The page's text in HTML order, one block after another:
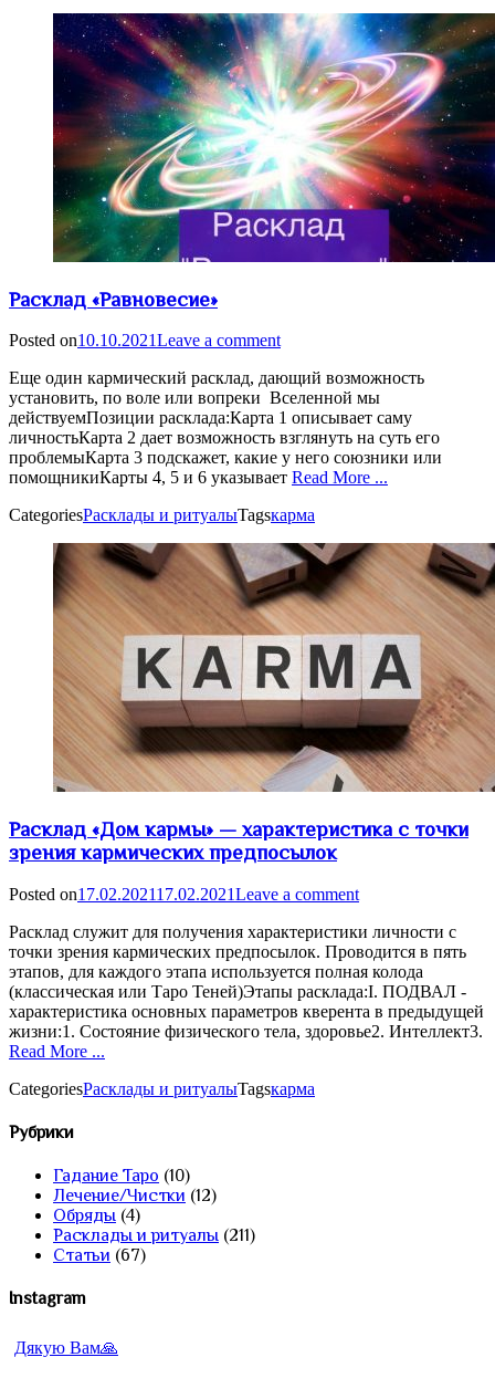
Расклад «Равновесие»
Posted on10.10.2021Leave a comment
Еще один кармический расклад, дающий возможность
установить, по воле или вопреки Вселенной мы
действуемПозиции расклада:Карта 1 описывает саму
личностьКарта 2 дает возможность взглянуть на суть его
проблемыКарта 3 подскажет, какие у него союзники или
помощникиКарты 4, 5 и 6 указывает Read More ...
CategoriesРасклады и ритуалыTagsкарма
Расклад «Дом кармы» — характеристика с точки
зрения кармических предпосылок
Posted on17.02.202117.02.2021Leave a comment
Расклад служит для получения характеристики личности с
точки зрения кармических предпосылок. Проводится в пять
этапов, для каждого этапа используется полная колода
(классическая или Таро Теней)Этапы расклада:I. ПОДВАЛ -
характеристика основных параметров кверента в предыдущей
жизни:1. Состояние физического тела, здоровье2. Интеллект3.
Read More ...
CategoriesРасклады и ритуалыTagsкарма
Рубрики
Гадание Таро (10)
Лечение/Чистки (12)
Обряды (4)
Расклады и ритуалы (211)
Статьи (67)
Instagram
Дякую Вам🙏